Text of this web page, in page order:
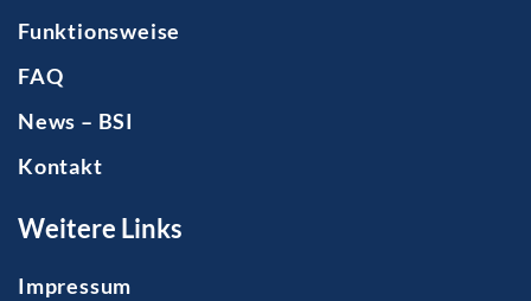
Funktionsweise
FAQ
News – BSI
Kontakt
Weitere Links
Impressum